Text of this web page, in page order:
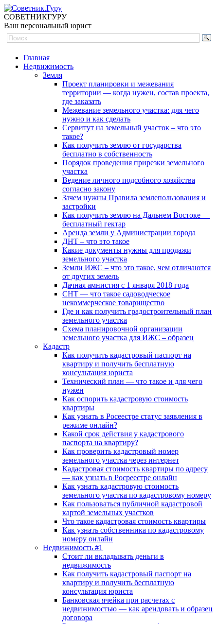
СОВЕТНИКГУРУ
Ваш персональный юрист
Главная
Недвижимость
Земля
Проект планировки и межевания
территории — когда нужен, состав проекта,
где заказать
Межевание земельного участка: для чего
нужно и как сделать
Сервитут на земельный участок – что это
такое?
Как получить землю от государства
бесплатно в собственность
Порядок проведения прирезки земельного
участка
Ведение личного подсобного хозяйства
согласно закону
Зачем нужны Правила землепользования и
застройки
Как получить землю на Дальнем Востоке —
бесплатный гектар
Аренда земли у Администрации города
ДНТ – что это такое
Какие документы нужны для продажи
земельного участка
Земли ИЖС – что это такое, чем отличаются
от других земель
Дачная амнистия с 1 января 2018 года
СНТ — что такое садоводческое
некоммерческое товарищество
Где и как получить градостроительный план
земельного участка
Схема планировочной организации
земельного участка для ИЖС – образец
Кадастр
Как получить кадастровый паспорт на
квартиру и получить бесплатную
консультация юриста
Технический план — что такое и для чего
нужен
Как оспорить кадастровую стоимость
квартиры
Как узнать в Росеестре статус заявления в
режиме онлайн?
Какой срок действия у кадастрового
паспорта на квартиру?
Как проверить кадастровый номер
земельного участка через интернет
Кадастровая стоимость квартиры по адресу
— как узнать в Росреестре онлайн
Как узнать кадастровую стоимость
земельного участка по кадастровому номеру
Как пользоваться публичной кадастровой
картой земельных участков
Что такое кадастровая стоимость квартиры
Как узнать собственника по кадастровому
номеру онлайн
Недвижимость #1
Стоит ли вкладывать деньги в
недвижимость
Как получить кадастровый паспорт на
квартиру и получить бесплатную
консультация юриста
Банковская ячейка при расчетах с
недвижимостью — как арендовать и образец
договора